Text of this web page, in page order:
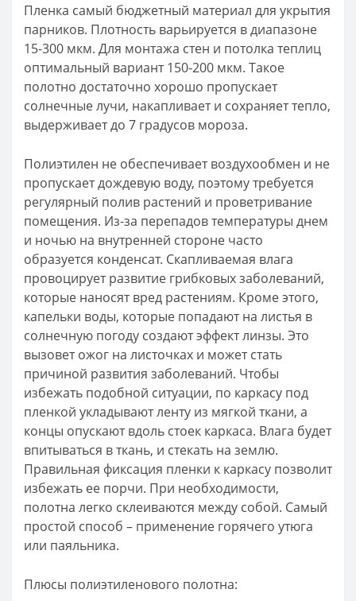
Пленка самый бюджетный материал для укрытия
парников. Плотность варьируется в диапазоне
15-300 мкм. Для монтажа стен и потолка теплиц
оптимальный вариант 150-200 мкм. Такое
полотно достаточно хорошо пропускает
солнечные лучи, накапливает и сохраняет тепло,
выдерживает до 7 градусов мороза.
Полиэтилен не обеспечивает воздухообмен и не
пропускает дождевую воду, поэтому требуется
регулярный полив растений и проветривание
помещения. Из-за перепадов температуры днем
и ночью на внутренней стороне часто
образуется конденсат. Скапливаемая влага
провоцирует развитие грибковых заболеваний,
которые наносят вред растениям. Кроме этого,
капельки воды, которые попадают на листья в
солнечную погоду создают эффект линзы. Это
вызовет ожог на листочках и может стать
причиной развития заболеваний. Чтобы
избежать подобной ситуации, по каркасу под
пленкой укладывают ленту из мягкой ткани, а
концы опускают вдоль стоек каркаса. Влага будет
впитываться в ткань, и стекать на землю.
Правильная фиксация пленки к каркасу позволит
избежать ее порчи. При необходимости,
полотна легко склеиваются между собой. Самый
простой способ – применение горячего утюга
или паяльника.
Плюсы полиэтиленового полотна: